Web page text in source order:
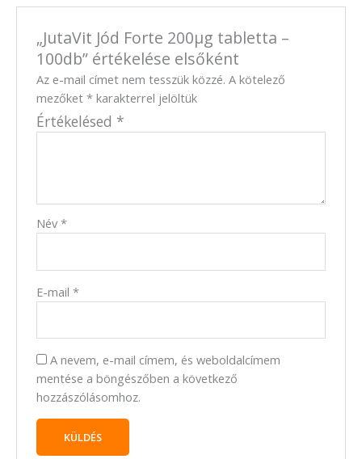
„JutaVit Jód Forte 200µg tabletta –
100db” értékelése elsőként
Az e-mail címet nem tesszük közzé. A kötelező
mezőket* karakterrel jelöltük
Értékelésed *
Név*
E-mail*
A nevem, e-mail címem, és weboldalcímem
mentése a böngészőben a következő
hozzászólásomhoz.